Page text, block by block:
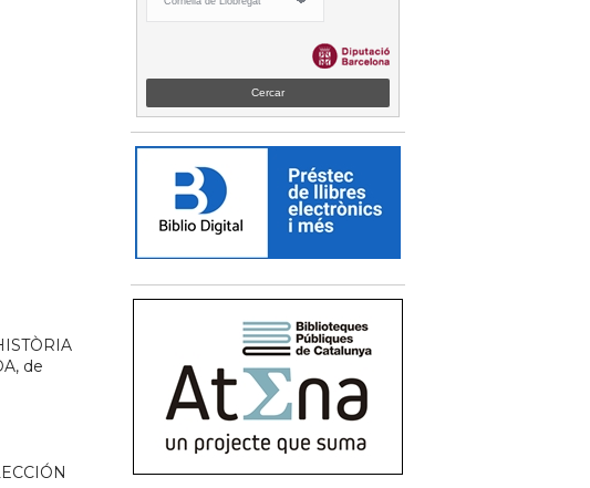
de